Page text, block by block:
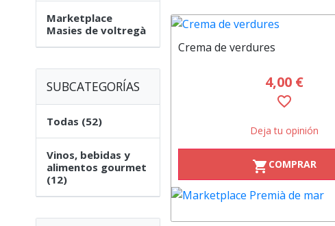
Marketplace
Masies de voltregà
SUBCATEGORÍAS
Todas (52)
Vinos, bebidas y
alimentos gourmet
(12)
Crema de verdures
4,00 €
favorite_border
Deja tu opinión
shopping_cart COMPRAR